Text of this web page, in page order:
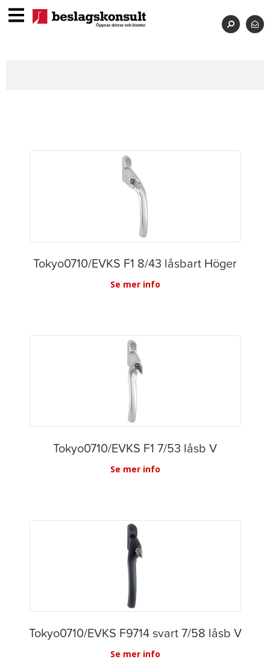
Tokyo0710/EVKS F1 8/43 låsbart Höger
Se mer info
Tokyo0710/EVKS F1 7/53 låsb V
Se mer info
Tokyo0710/EVKS F9714 svart 7/58 låsb V
Se mer info